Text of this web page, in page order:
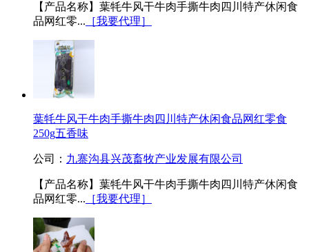
【产品名称】葉牦牛风干牛肉手撕牛肉四川特产休闲食
品网红零... ［我要代理］
葉牦牛风干牛肉手撕牛肉四川特产休闲食品网红零食
250g五香味
公司： 九寨沟县兴茂畜牧产业发展有限公司
【产品名称】葉牦牛风干牛肉手撕牛肉四川特产休闲食
品网红零... ［我要代理］